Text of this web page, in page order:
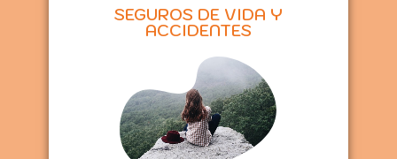
SEGUROS DE VIDA Y
ACCIDENTES